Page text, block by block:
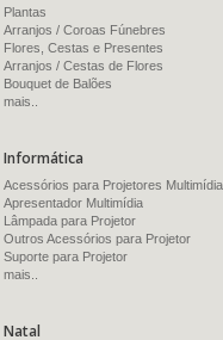
Plantas
Arranjos / Coroas Fúnebres
Flores, Cestas e Presentes
Arranjos / Cestas de Flores
Bouquet de Balões
mais..
Informática
Acessórios para Projetores Multimídia
Apresentador Multimídia
Lâmpada para Projetor
Outros Acessórios para Projetor
Suporte para Projetor
mais..
Natal